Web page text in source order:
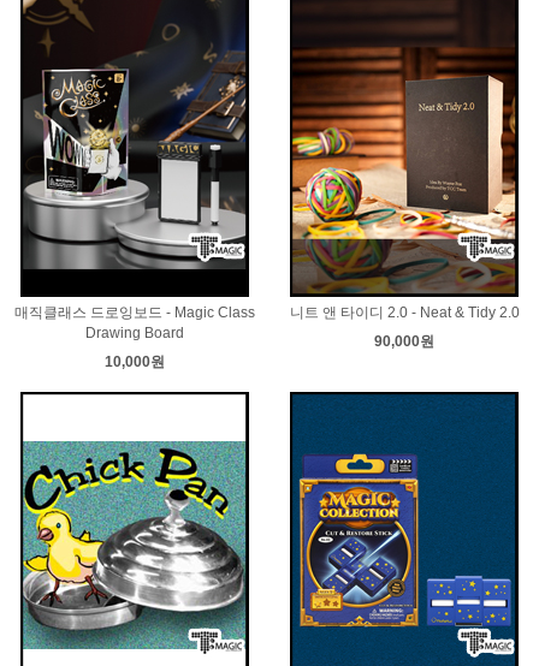
매직클래스 드로잉보드 - Magic Class
Drawing Board
10,000원
니트 앤 타이디 2.0 - Neat & Tidy 2.0
90,000원